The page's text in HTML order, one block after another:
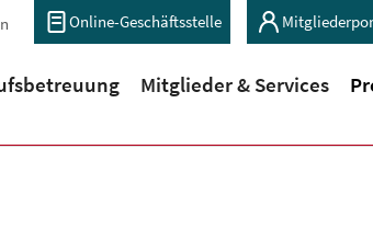
Online-Geschäftsstelle
(current)
Mitglieder & Services